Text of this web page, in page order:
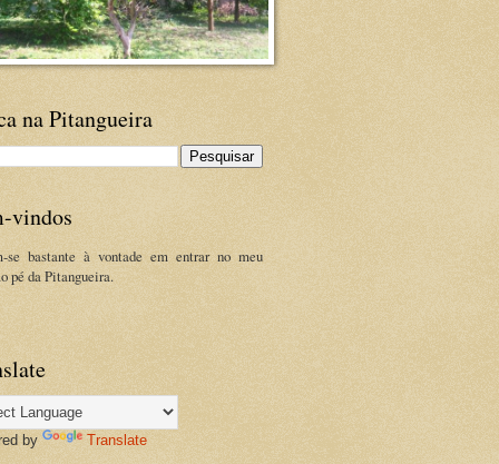
na Pitangueira
vindos
se bastante à vontade em entrar no meu
pé da Pitangueira.
by Translate